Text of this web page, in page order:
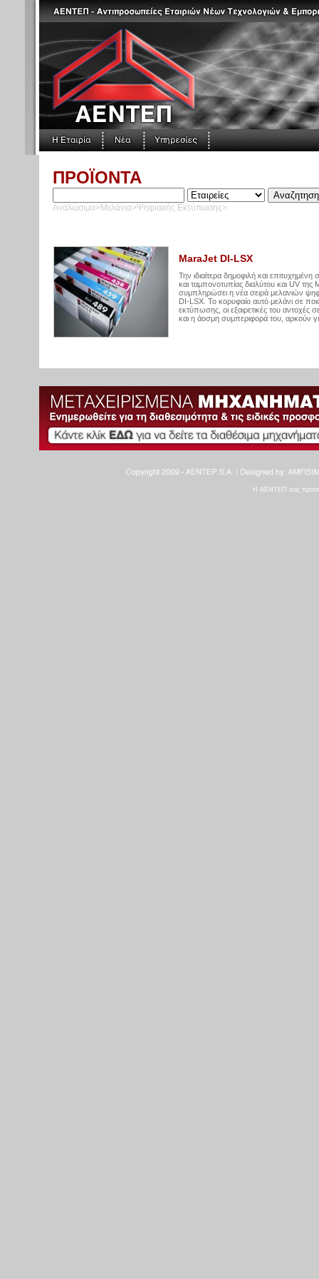
ΠΡΟΪΟΝΤΑ
Αναλώσιμα>Μελάνια>Ψηφιακής Εκτύπωσης>
MaraJet DI-LSX
Την ιδιαίτερα δημοφιλή και επιτυχημένη
και ταμπονοτυπίας διαλύτου και UV της
συμπληρώσει η νέα σειρά μελανιών
DI-LSX. Το κορυφαίο αυτό μελάνι σε
εκτύπωσης, οι εξαιρετικές του αντοχές
και η άοσμη συμπεριφορά του, αρκούν
Η ΑΕΝΤΕΠ σας